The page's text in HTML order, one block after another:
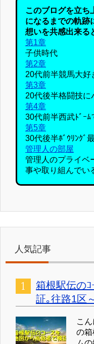
このブログを立ち
になるまでの軌跡
想いを共感出来る
第1章
子供時代
第2章
20代前半競馬大好
第3章
20代後半格闘技に
第4章
30代前半西武ﾄﾞｰﾑ
第5章
30代後半ﾎﾞｳﾘﾝｸﾞ
管理人の部屋
管理人のプライベ
事や取り組んでい
人気記事
箱根駅伝の
証｡往路1区
こ
の